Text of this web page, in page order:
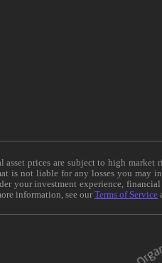
prices are subject to high
is not liable for any losses you may
your investment experience,
information, see ourTerms of Service